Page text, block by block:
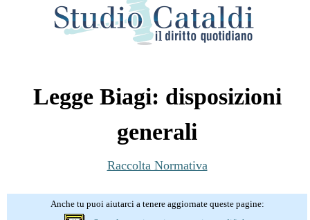
Legge Biagi: disposizioni
generali
Raccolta Normativa
Anche tu puoi aiutarci a tenere aggiornate queste pagine: